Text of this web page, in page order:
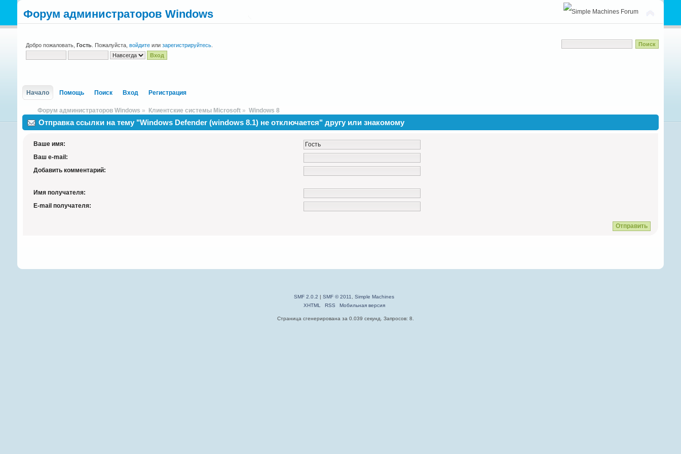
Форум администраторов Windows
Добро пожаловать, Гость. Пожалуйста, войдитеили зарегистрируйтесь.
Начало Помощь Поиск Вход Регистрация
Форум администраторов Windows » Клиентские системы Microsoft» Windows 8
Отправка ссылки на тему "Windows Defender (windows 8.1) не отключается" другу или знакомому
Ваше имя:
Ваш e-mail:
Добавить комментарий:
Имя получателя:
E-mail получателя:
SMF 2.0.2 |SMF © 2011 ,Simple Machines
XHTML
RSS Мобильная версия
Страница сгенерирована за 0.039 секунд. Запросов: 8.